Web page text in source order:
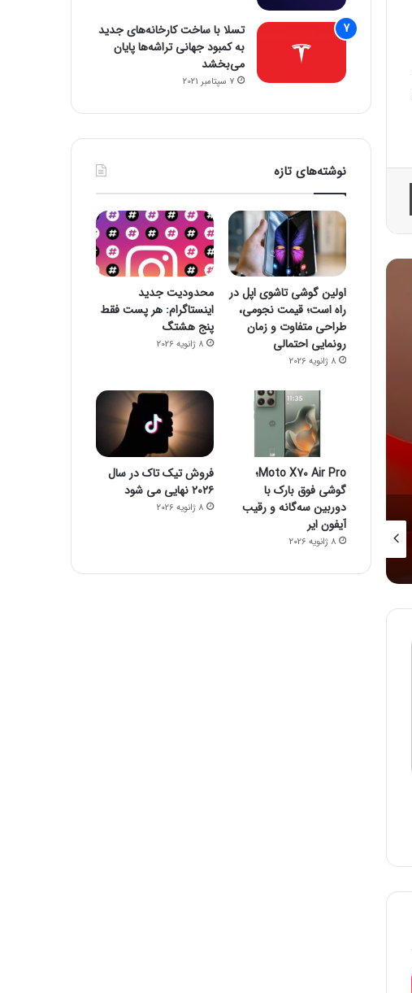
8 ژانویه 2026
راز فروکش‌کردن موج DeepSeek در بازار هوش مصنوعی
جمینای یا کوپایلوت؟ مقایسه دو چت‌بات قدرتمند هوش مصنوعی
تسلا با ساخت کارخانه‌های جدید
به کمبود جهانی تراشه‌ها پایان
می‌بخشد
7 سپتامبر 2021
نوشته‌های تازه
اولین گوشی تاشوی اپل در
راه است؛ قیمت نجومی،
طراحی متفاوت و زمان
رونمایی احتمالی
8 ژانویه 2026
محدودیت جدید
اینستاگرام: هر پست فقط
پنج هشتگ
8 ژانویه 2026
Moto X70 Air Pro؛
گوشی فوق بارک با
دوربین سه‌گانه و رقیب
آیفون ایر
8 ژانویه 2026
فروش تیک تاک در سال
۲۰۲۶ نهایی می شود
8 ژانویه 2026